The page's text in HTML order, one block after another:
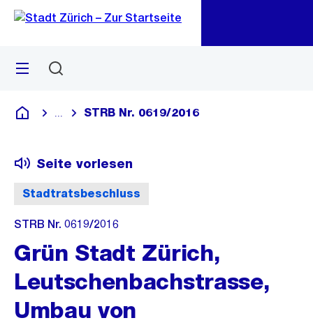
Navigation
Sprunglink
Menü
Deutsch
Blende alle Breadcrumbs ein
STRB Nr. 0619/2016
Stadtratsbeschluss
Seite vorlesen
STRB Nr. 0619/2016
Grün Stadt Zürich,
Leutschenbachstrasse,
Umbau von